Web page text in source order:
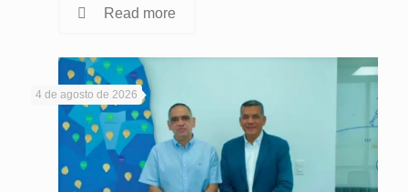
Read more
4 de agosto de 2026